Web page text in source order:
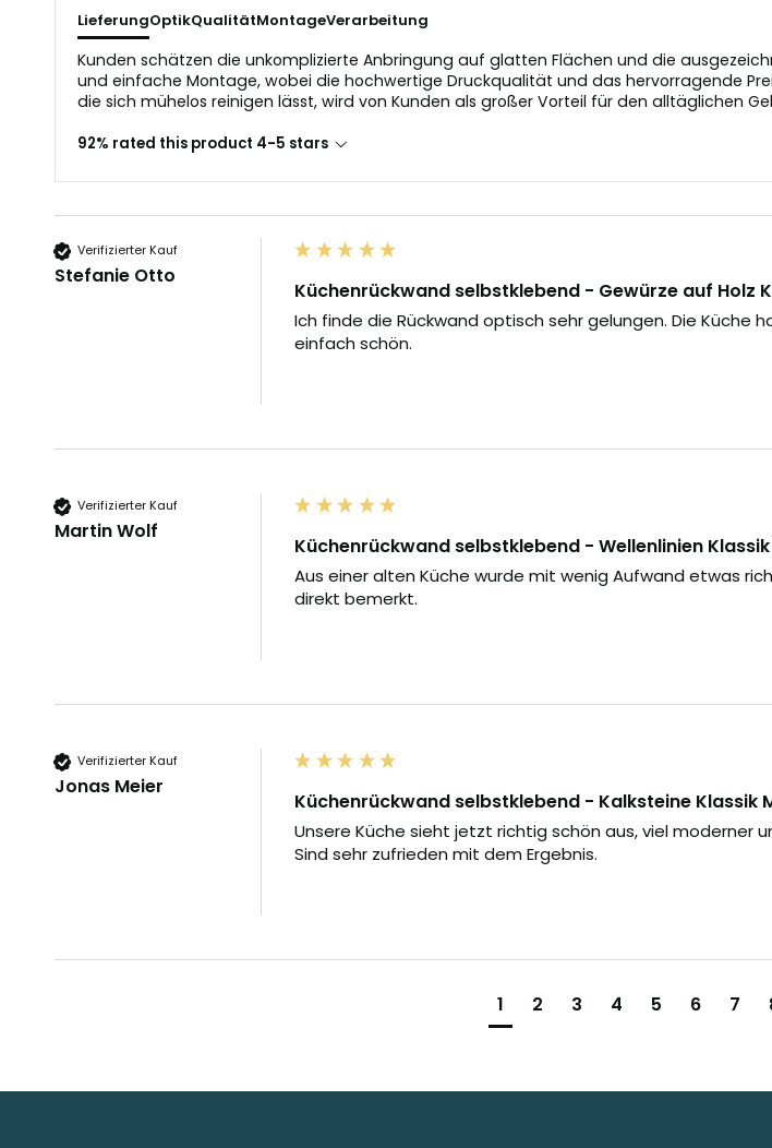
LieferungOptikQualitätMontageVerarbeitung
Kunden schätzen die unkomplizierte Anbringung auf glatten Flächen und die
und einfache Montage, wobei die hochwertige Druckqualität und das hervorragende
die sich mühelos reinigen lässt, wird von Kunden als großer Vorteil für den alltäglichen
92% rated this product 4-5 stars
Verifizierter Kauf
Stefanie Otto
Küchenrückwand selbstklebend - Gewürze auf Holz
Ich finde die Rückwand optisch sehr gelungen. Die
einfach schön.
Verifizierter Kauf
Martin Wolf
Küchenrückwand selbstklebend - Wellenlinien
Aus einer alten Küche wurde mit wenig Aufwand etwas
direkt bemerkt.
Verifizierter Kauf
Jonas Meier
Küchenrückwand selbstklebend - Kalksteine Klassik
Unsere Küche sieht jetzt richtig schön aus, viel moderner
Sind sehr zufrieden mit dem Ergebnis.
1 2 3 4 5 6 7